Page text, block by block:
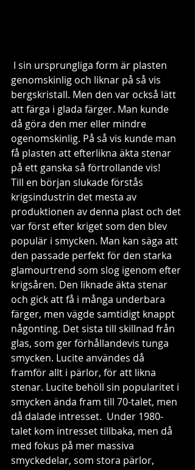
genomskinlig och liknar på så vis
bergskristall. Men den var också lätt
att färga i glada färger. Man kunde
då göra den mer eller mindre
ogenomskinlig. På så vis kunde man
få plasten att efterlikna äkta stenar
på ett ganska så förtrollande vis!
Till en början slukade förstås
krigsindustrin det mesta av
produktionen av denna plast och det
var först efter kriget som den blev
populär i smycken. Man kan säga att
den passade perfekt för den starka
glamourtrend som slog igenom efter
krigsåren. Den liknade äkta stenar
och gick att få i många underbara
färger, men vägde samtidigt knappt
någonting. Det sista till skillnad från
glas, som ger förhållandevis tunga
smycken. Lucite användes då
framför allt i pärlor, för att likna
stenar. Lucite behöll sin popularitet i
smycken ända fram till 70-talet, men
då dalade intresset.  Under 1980-
talet kom intresset tillbaka, men då
med fokus på mer massiva
smyckedelar, som stora pärlor,